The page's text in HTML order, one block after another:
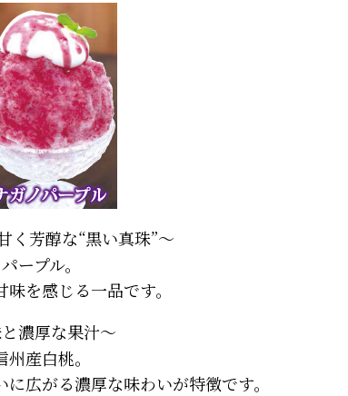
く芳醇な“黒い真珠”～
ープル。
を感じる一品です。
濃厚な果汁～
産白桃。
広がる濃厚な味わいが特徴です。